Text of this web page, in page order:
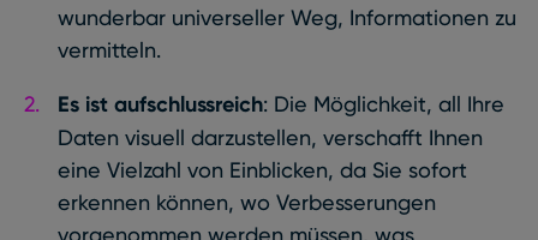
wunderbar universeller Weg, Informationen zu
vermitteln.
Es ist aufschlussreich: Die Möglichkeit, all Ihre
Daten visuell darzustellen, verschafft Ihnen
eine Vielzahl von Einblicken, da Sie sofort
erkennen können, wo Verbesserungen
vorgenommen werden müssen, was